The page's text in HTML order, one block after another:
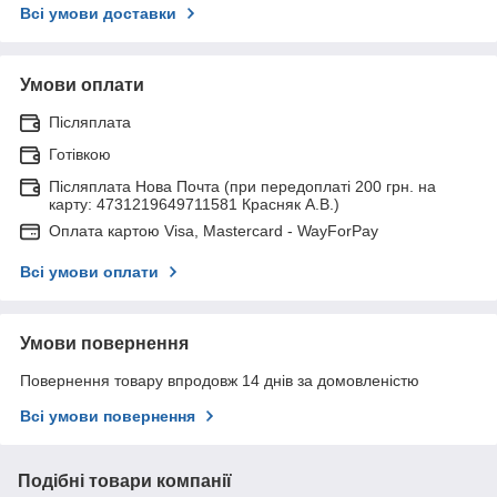
Всі умови доставки
Умови оплати
Післяплата
Готівкою
Післяплата Нова Почта (при передоплаті 200 грн. на
карту: 4731219649711581 Красняк А.В.)
Оплата картою Visa, Mastercard - WayForPay
Всі умови оплати
Умови повернення
Повернення товару впродовж 14 днів за домовленістю
Всі умови повернення
Подібні товари компанії